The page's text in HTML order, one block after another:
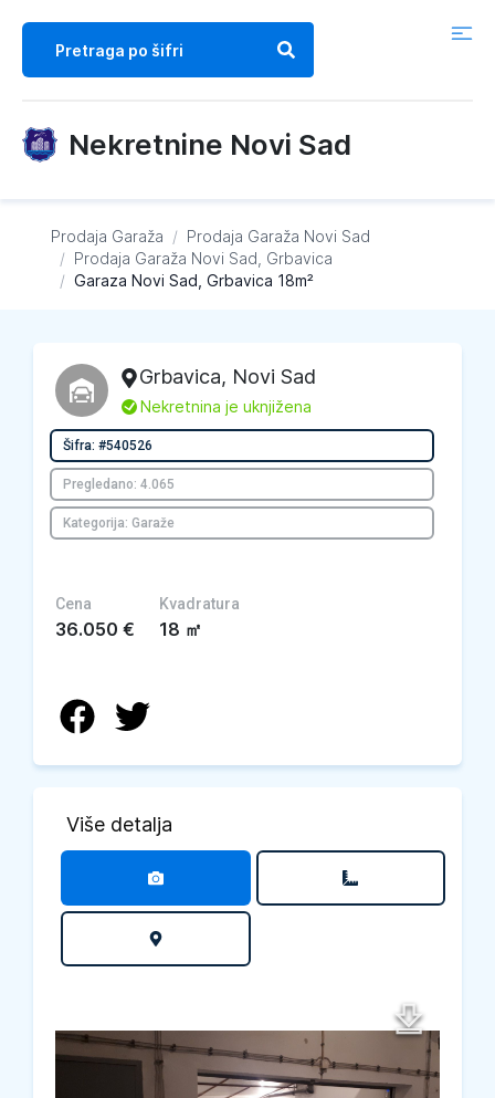
Nekretnine Novi Sad
Prodaja Garaža / Prodaja Garaža Novi Sad
/ Prodaja Garaža Novi Sad, Grbavica
/ Garaza Novi Sad, Grbavica 18m²
Grbavica, Novi Sad
L Nekretnina je uknjižena
Šifra: #540526
Pregledano: 4.065
Kategorija: Garaže
Cena
36.050 €
Kvadratura
18 ㎡
Više detalja